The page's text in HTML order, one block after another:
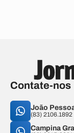
Contate-nos
João
(83) 2106.1892
Campina